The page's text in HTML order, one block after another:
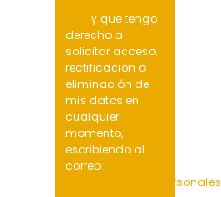
y que tengo
derecho a
solicitar acceso,
rectificación o
eliminación de
mis datos en
cualquier
momento,
escribiendo al
correo: